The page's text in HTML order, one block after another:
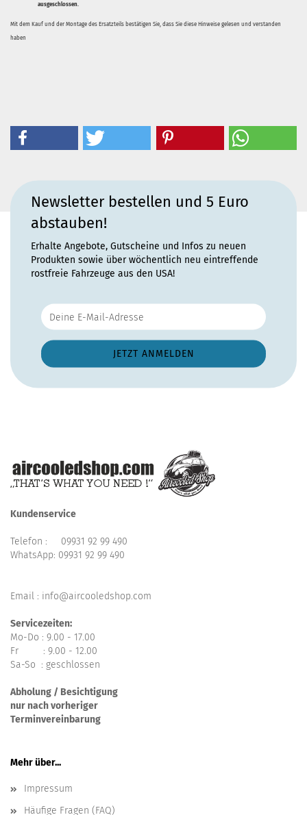
ausgeschlossen.
Mit dem Kauf und der Montage des Ersatzteils bestätigen Sie, dass Sie diese Hinweise gelesen und verstanden
haben
Newsletter bestellen und 5 Euro
abstauben!
Erhalte Angebote, Gutscheine und Infos zu neuen
Produkten sowie über wöchentlich neu eintreffende
rostfreie Fahrzeuge aus den USA!
Kundenservice
Telefon : 09931 92 99 490
WhatsApp: 09931 92 99 490
Email : info@aircooledshop.com
Servicezeiten:
Mo-Do : 9.00 - 17.00
Fr : 9.00 - 12.00
Sa-So : geschlossen
Abholung / Besichtigung
nur nach vorheriger
Terminvereinbarung
Mehr über...
Impressum
Häufige Fragen (FAQ)